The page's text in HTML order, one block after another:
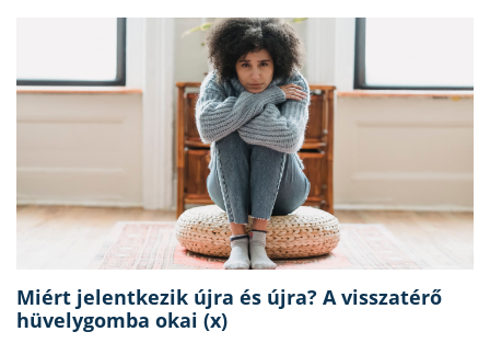
Miért jelentkezik újra és újra? A visszatérő
hüvelygomba okai (x)